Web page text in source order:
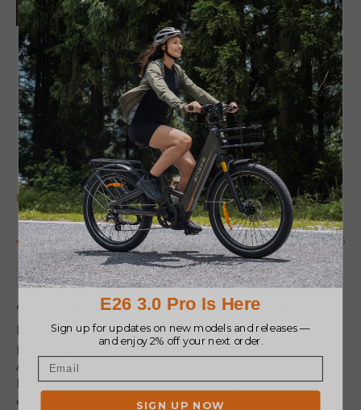
100.0
Sort by
07/02/2025
Andreia
48V 13A battery with rear rack for Engine X
I bought it to put on my ENGINE X and I'm very
pleased with it.
A clever way to give my Ebike more autonomy.
Its structure is very sturdy and the battery is of
excellent quality.